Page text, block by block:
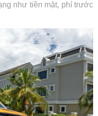
như tiền mặt, phí trước